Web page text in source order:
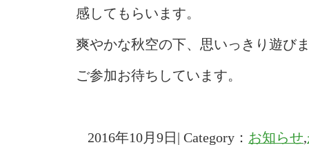
感してもらいます。
爽やかな秋空の下、思いっきり遊び
ご参加お待ちしています。
2016年10月9日| Category： お知らせ,